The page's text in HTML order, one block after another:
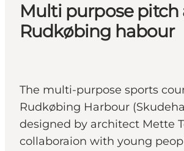
Multi purpose pitch
Rudkøbing habour
The multi-purpose sports
Rudkøbing Harbour
designed by architect Mette
collaboraion with young